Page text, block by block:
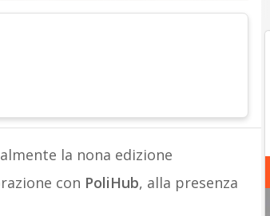
la nona edizione
con PoliHub, alla presenza